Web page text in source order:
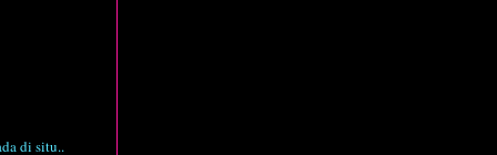
di situ..